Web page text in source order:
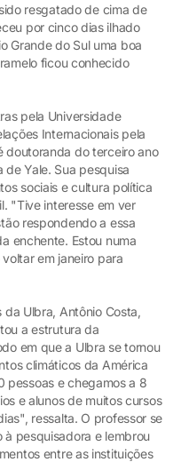
resgatado de cima de
por cinco dias ilhado
Grande do Sul uma boa
ficou conhecido
pela Universidade
Internacionais pela
doutoranda do terceiro ano
de Yale. Sua pesquisa
sociais e cultura política
"Tive interesse em ver
respondendo a essa
enchente. Estou numa
em janeiro para
da Ulbra, Antônio Costa,
a estrutura da
em que a Ulbra se tornou
climáticos da América
pessoas e chegamos a 8
e alunos de muitos cursos
ressalta. O professor se
pesquisadora e lembrou
entre as instituições